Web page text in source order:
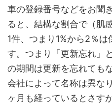
車の登録番号などをお聞
ると、結構な割合で（肌
1件、つまり1%から2％は
す。つまり「更新忘れ」
の期間は更新を忘れても
会社によって名称は異な
ヶ月も経っているとさす